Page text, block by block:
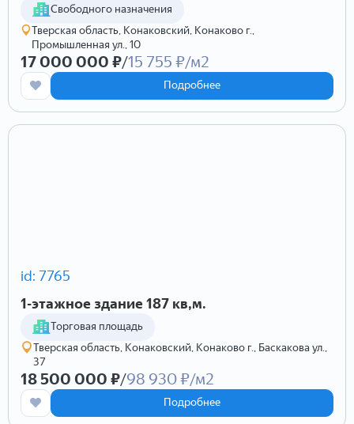
Cвободного назначения
Тверская область, Конаковский, Конаково г.,
Промышленная ул., 10
Подробнее
17 000 000 ₽/15 755 ₽/м2
id: 7765
1-этажное здание 187 кв,м.
Торговая площадь
Тверская область, Конаковский, Конаково г., Баскакова ул.,
37
Подробнее
18 500 000 ₽/98 930 ₽/м2